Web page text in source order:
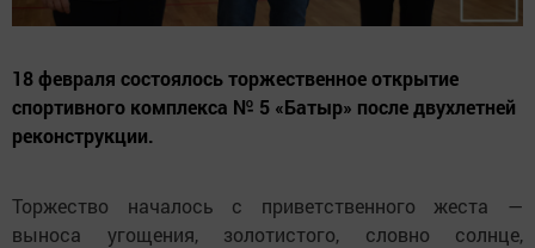
18 февраля состоялось торжественное открытие
спортивного комплекса № 5 «Батыр» после двухлетней
реконструкции.
Торжество началось с приветственного жеста —
выноса угощения, золотистого, словно солнце,